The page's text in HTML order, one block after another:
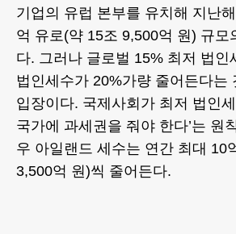
기업의 유럽 본부를 유치해 지난
억 유로(약 15조 9,500억 원) 규모
다. 그러나 글로벌 15% 최저 법인
법인세수가 20%가량 줄어든다는
입장이다. 국제사회가 최저 법인
국가에 과세권을 줘야 한다’는 원
우 아일랜드 세수는 연간 최대 10
3,500억 원)씩 줄어든다.